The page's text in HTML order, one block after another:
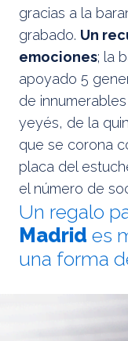
gracias a la
grabado. Un
emociones; la
apoyado 5
de
yeyés, de la
que se corona
placa del
el número de
Un regalo
Madrid es
una forma